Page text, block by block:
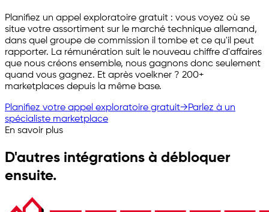
Planifiez un appel exploratoire gratuit : vous voyez où se
situe votre assortiment sur le marché technique allemand,
dans quel groupe de commission il tombe et ce qu'il peut
rapporter. La rémunération suit le nouveau chiffre d'affaires
que nous créons ensemble, nous gagnons donc seulement
quand vous gagnez. Et après voelkner ? 200+
marketplaces depuis la même base.
Planifiez votre appel exploratoire gratuit→Parlez à un
spécialiste marketplace
En savoir plus
D'autres intégrations à débloquer
ensuite.